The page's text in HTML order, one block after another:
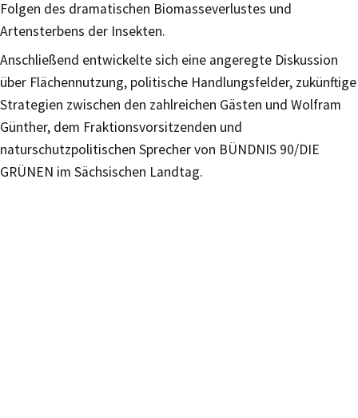
Folgen des dramatischen Biomasseverlustes und
Artensterbens der Insekten.
Anschließend entwickelte sich eine angeregte Diskussion
über Flächennutzung, politische Handlungsfelder, zukünftige
Strategien zwischen den zahlreichen Gästen und Wolfram
Günther, dem Fraktionsvorsitzenden und
naturschutzpolitischen Sprecher von BÜNDNIS 90/DIE
GRÜNEN im Sächsischen Landtag.